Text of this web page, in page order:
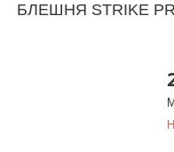
БЛЕШНЯ STRIKE